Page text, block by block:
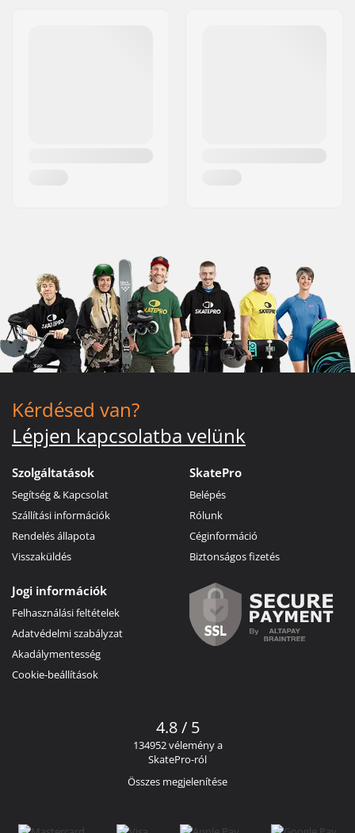
Kérdésed van?
Lépjen kapcsolatba velünk
Szolgáltatások
Segítség & Kapcsolat
Szállítási információk
Rendelés állapota
Visszaküldés
SkatePro
Belépés
Rólunk
Céginformáció
Biztonságos fizetés
Jogi információk
Felhasználási feltételek
Adatvédelmi szabályzat
Akadálymentesség
Cookie-beállítások
4.8 / 5
134952 vélemény a
SkatePro-ról
Összes megjelenítése